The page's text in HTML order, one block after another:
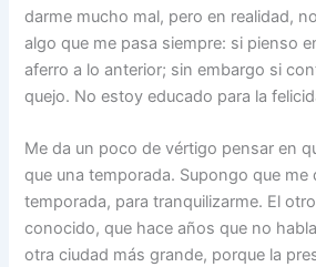
darme mucho mal, pero en realidad,
algo que me pasa siempre: si pienso
aferro a lo anterior; sin embargo si
quejo. No estoy educado para la
Me da un poco de vértigo pensar en
que una temporada. Supongo que me
temporada, para tranquilizarme. El
conocido, que hace años que no
otra ciudad más grande, porque la